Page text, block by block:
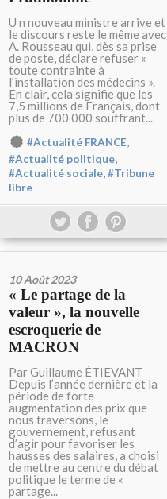
U n nouveau ministre arrive et
le discours reste le même avec
A. Rousseau qui, dès sa prise
de poste, déclare refuser «
toute contrainte à
l’installation des médecins ».
En clair, cela signifie que les
7,5 millions de Français, dont
plus de 700 000 souffrant...
#Actualité FRANCE,
#Actualité politique,
#Actualité sociale,#Tribune
libre
10 Août 2023
« Le partage de la
valeur », la nouvelle
escroquerie de
MACRON
Par Guillaume ÉTIEVANT
Depuis l’année dernière et la
période de forte
augmentation des prix que
nous traversons, le
gouvernement, refusant
d’agir pour favoriser les
hausses des salaires, a choisi
de mettre au centre du débat
politique le terme de «
partage...